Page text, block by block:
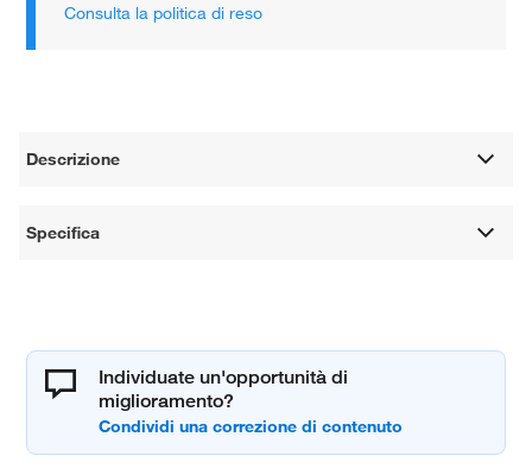
Consulta la politica di reso
Descrizione
Specifica
Individuate un'opportunità di
miglioramento?